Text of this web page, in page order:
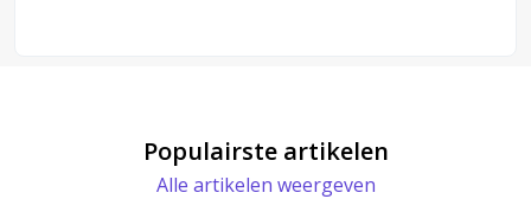
Populairste artikelen
Alle artikelen weergeven